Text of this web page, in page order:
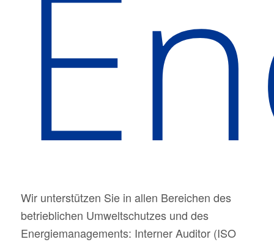
Wir unterstützen Sie in allen Bereichen des
betrieblichen Umweltschutzes und des
Energiemanagements: Interner Auditor (ISO